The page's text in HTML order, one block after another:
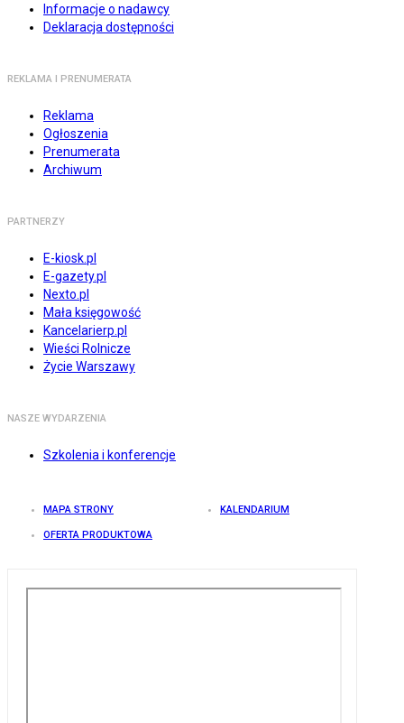
Informacje o nadawcy
Deklaracja dostępności
REKLAMA I PRENUMERATA
Reklama
Ogłoszenia
Prenumerata
Archiwum
PARTNERZY
E-kiosk.pl
E-gazety.pl
Nexto.pl
Mała księgowość
Kancelarierp.pl
Wieści Rolnicze
Życie Warszawy
NASZE WYDARZENIA
Szkolenia i konferencje
MAPA STRONY KALENDARIUM
OFERTA PRODUKTOWA